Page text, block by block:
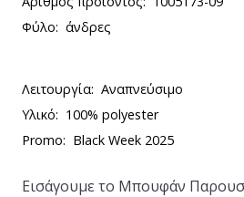
Φύλο: άνδρες
Λειτουργία: Αναπνεύσιμο
Υλικό: 100% polyester
Promo: Black Week 2025
Εισάγουμε το Μπουφάν